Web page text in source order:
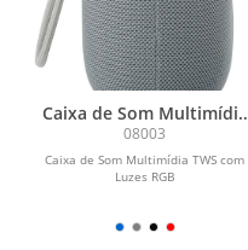
Caixa de Som Multimídia
TWS com Luzes RGB
08003
Caixa de Som Multimídia TWS com
Luzes RGB